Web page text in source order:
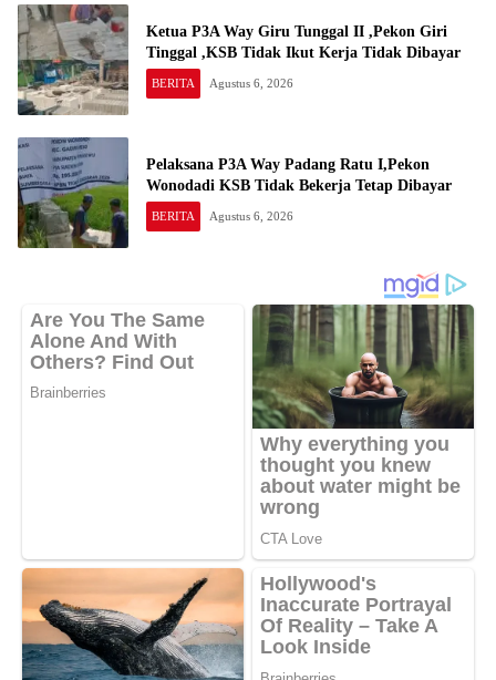
Ketua P3A Way Giru Tunggal II ,Pekon Giri
Tinggal ,KSB Tidak Ikut Kerja Tidak Dibayar
BERITA Agustus 6, 2026
Pelaksana P3A Way Padang Ratu I,Pekon
Wonodadi KSB Tidak Bekerja Tetap Dibayar
BERITA Agustus 6, 2026